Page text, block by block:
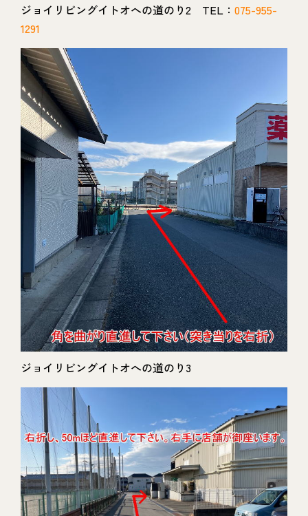
ジョイリビングイトオへの道のり2 TEL： 075-955-
1291
ジョイリビングイトオへの道のり3